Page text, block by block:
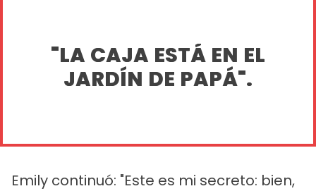
"LA CAJA ESTÁ EN EL
JARDÍN DE PAPÁ".
Emily continuó: "Este es mi secreto: bien,